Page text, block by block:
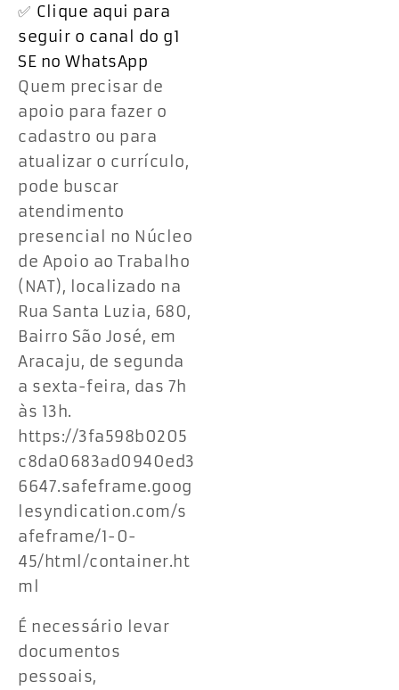
✅ Clique aqui para
seguir o canal do g1
SE no WhatsApp
Quem precisar de
apoio para fazer o
cadastro ou para
atualizar o currículo,
pode buscar
atendimento
presencial no Núcleo
de Apoio ao Trabalho
(NAT), localizado na
Rua Santa Luzia, 680,
Bairro São José, em
Aracaju, de segunda
a sexta-feira, das 7h
às 13h.
https://3fa598b0205
c8da0683ad0940ed3
6647.safeframe.goog
lesyndication.com/s
afeframe/1-0-
45/html/container.ht
ml
É necessário levar
documentos
pessoais,